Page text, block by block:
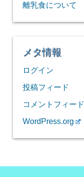
離乳食について
メタ情報
ログイン
投稿フィード
コメントフィード
WordPress.org